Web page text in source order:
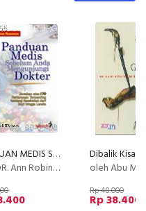
PANDUAN MEDIS SEBELUM ANDA MENGUNJUNGI DOKTER
Ann Robinson
oleh Abu Mufakhir &
Rp 48.000
Rp 38.400